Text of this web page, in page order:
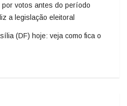
por votos antes do período
a legislação eleitoral
(DF) hoje: veja como fica o